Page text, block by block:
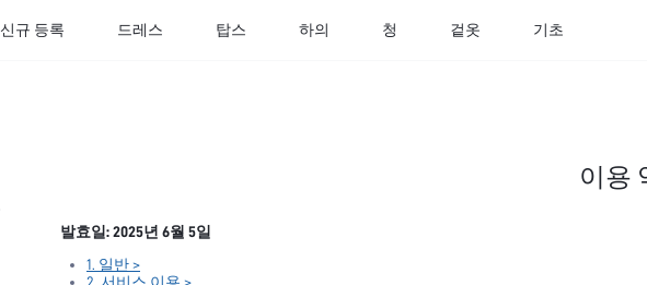
신규 등록 드레스 탑스 하의 청 겉옷 기초
이용
발효일:2025년 6월 5일
1. 일반 >